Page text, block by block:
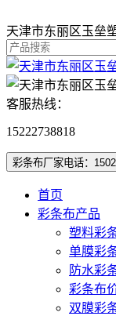
天津市东丽区玉垒
客服热线：
15222738818
彩条布厂家电话：
首页
彩条布产品
塑料彩
单膜彩
防水彩
彩条布
双膜彩